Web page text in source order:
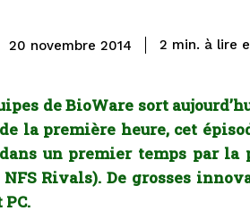
20 novembre 2014 2 min. à lire
de BioWare sort
de la première heure, cet
dans un premier temps par la
Rivals). De grosses